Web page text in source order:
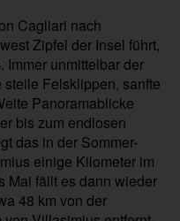
Cagliari nach
Zipfel der Insel führt,
Immer unmittelbar der
Felsklippen, sanfte
Panoramablicke
bis zum endlosen
das in der Sommer-
einige Kilometer im
Mai fällt es dann wieder
48 km von der